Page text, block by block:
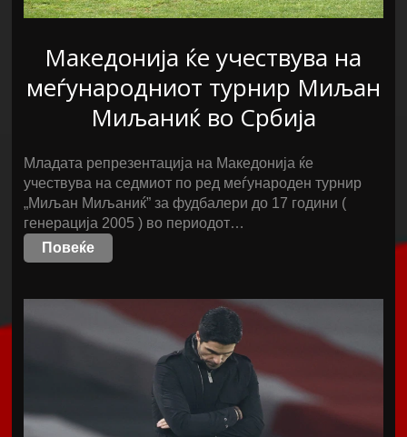
Македонија ќе учествува на
меѓународниот турнир Миљан
Миљаниќ во Србија
Младата репрезентација на Македонија ќе
учествува на седмиот по ред меѓународен турнир
„Миљан Миљаниќ” за фудбалери до 17 години (
генерација 2005 ) во периодот…
Повеќе